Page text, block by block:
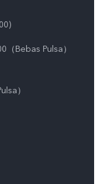
Bebas Pulsa）
）